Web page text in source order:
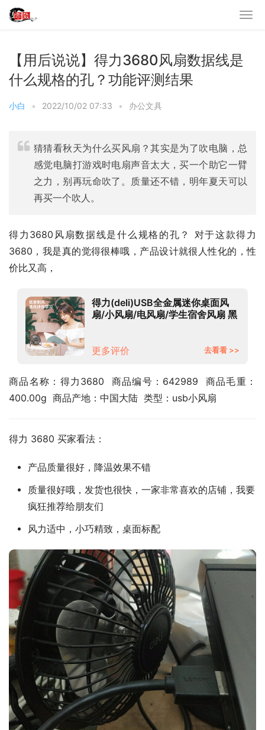
【用后说说】得力3680风扇数据线是
什么规格的孔？功能评测结果
小白 • 2022/10/02 07:33 • 办公文具
猜猜看秋天为什么买风扇？其实是为了吹电脑，总
感觉电脑打游戏时电扇声音太大，买一个助它一臂
之力，别再玩命吹了。质量还不错，明年夏天可以
再买一个吹人。
得力3680风扇数据线是什么规格的孔？ 对于这款得力
3680，我是真的觉得很棒哦，产品设计就很人性化的，性
价比又高，
得力(deli)USB全金属迷你桌面风
扇/小风扇/电风扇/学生宿舍风扇 黑
更多评价 去看看 >>
商品名称：得力3680  商品编号：642989  商品毛重：
400.00g  商品产地：中国大陆  类型：usb小风扇
得力 3680 买家看法：
产品质量很好，降温效果不错
质量很好哦，发货也很快，一家非常喜欢的店铺，我要
疯狂推荐给朋友们
风力适中，小巧精致，桌面标配